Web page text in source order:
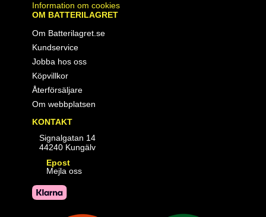
Information om cookies
OM BATTERILAGRET
Om Batterilagret.se
Kundservice
Jobba hos oss
Köpvillkor
Återförsäljare
Om webbplatsen
KONTAKT
Signalgatan 14
44240 Kungälv
Epost
Mejla oss